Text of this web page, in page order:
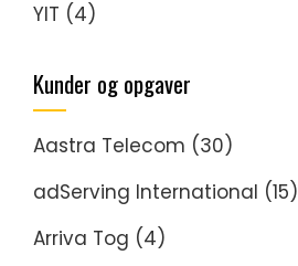
YIT (4)
Kunder og opgaver
Aastra Telecom (30)
adServing International (15)
Arriva Tog (4)